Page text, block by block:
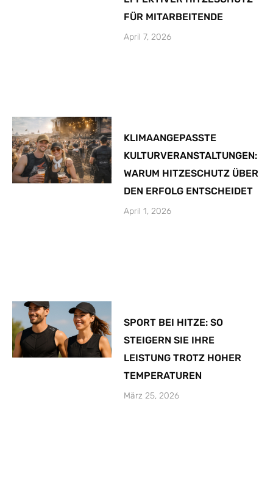
FÜR MITARBEITENDE
April 7, 2026
KLIMAANGEPASSTE
KULTURVERANSTALTUNGEN:
WARUM HITZESCHUTZ ÜBER
DEN ERFOLG ENTSCHEIDET
April 1, 2026
SPORT BEI HITZE: SO
STEIGERN SIE IHRE
LEISTUNG TROTZ HOHER
TEMPERATUREN
März 25, 2026